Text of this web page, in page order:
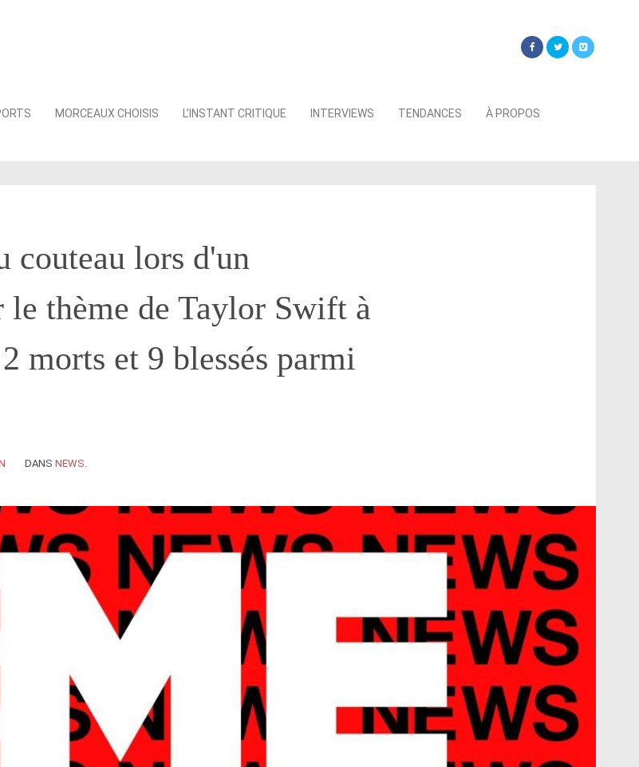
MORCEAUX CHOISIS L’INSTANT CRITIQUE INTERVIEWS TENDANCES À PROPOS
couteau lors d'un
le thème de Taylor Swift à
morts et 9 blessés parmi
DANS NEWS